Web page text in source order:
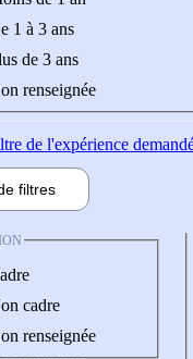
1 à 3 ans
de 3 ans
renseignée
de l'expérience
filtres
cadre
renseignée